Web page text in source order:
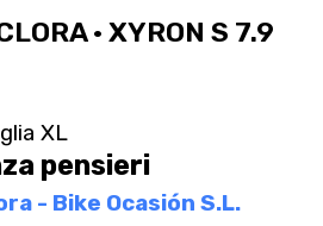
· XYRON S 7.9
XL
pensieri
- Bike Ocasión S.L.